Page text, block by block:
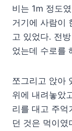
비는 1m 정도
거기에 사람이
고 있었다. 전
었는데 수로를
쪼그리고 앉아
위에 내려놓았
리를 대고 주억
던 것은 먹이였